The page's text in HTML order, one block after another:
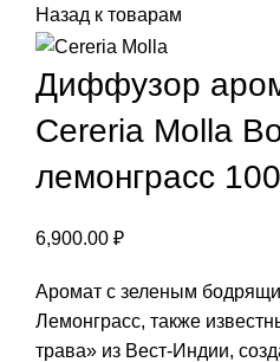
Назад к товарам
Диффузор
Cereria Molla
лемонграсс
6,900.00 ₽
Аромат с зеленым
Лемонграсс, также
трава» из Вест-Индии,